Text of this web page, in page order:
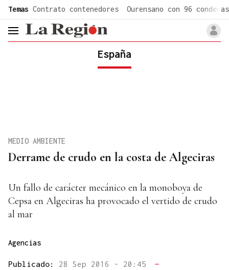
Temas Contrato contenedores Ourensano con 96 condenas
header.menu.open
España
Derrame de crudo en la costa de Algeciras
MEDIO AMBIENTE
Un fallo de carácter mecánico en la monoboya de
Cepsa en Algeciras ha provocado el vertido de crudo
al mar
Agencias
Publicado: 28 Sep 2016 - 20:45
—